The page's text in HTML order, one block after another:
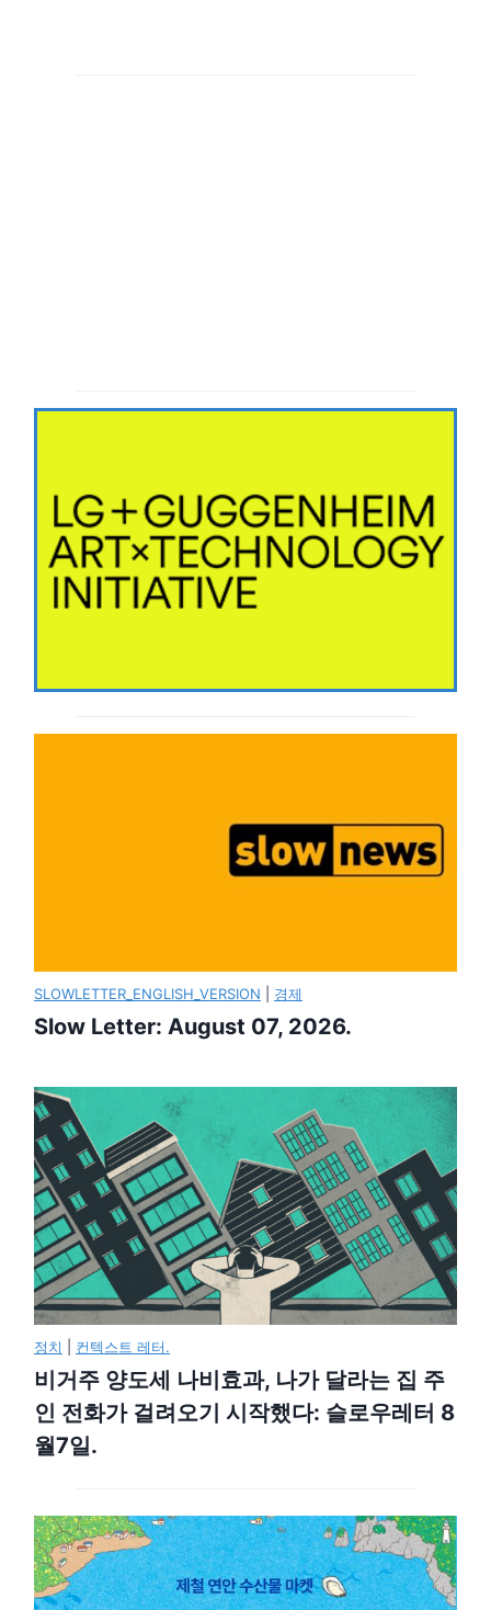
SLOWLETTER_ENGLISH_VERSION 경제
Slow Letter: August 07, 2026.
정치 컨텍스트 레터.
비거주 양도세 나비효과, 나가 달라는 집 주
인 전화가 걸려오기 시작했다: 슬로우레터 8
월7일.